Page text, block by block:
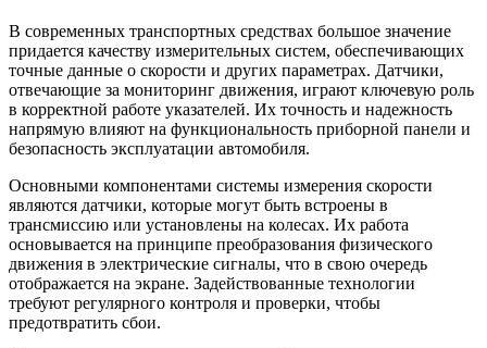
В современных транспортных средствах большое значение
придается качеству измерительных систем, обеспечивающих
точные данные о скорости и других параметрах. Датчики,
отвечающие за мониторинг движения, играют ключевую роль
в корректной работе указателей. Их точность и надежность
напрямую влияют на функциональность приборной панели и
безопасность эксплуатации автомобиля.
Основными компонентами системы измерения скорости
являются датчики, которые могут быть встроены в
трансмиссию или установлены на колесах. Их работа
основывается на принципе преобразования физического
движения в электрические сигналы, что в свою очередь
отображается на экране. Задействованные технологии
требуют регулярного контроля и проверки, чтобы
предотвратить сбои.